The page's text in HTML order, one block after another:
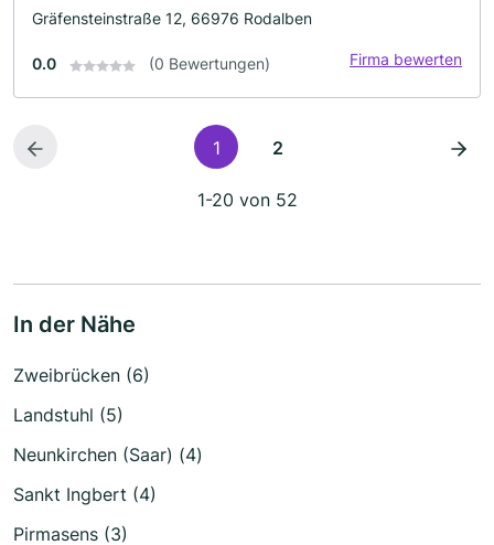
Gräfensteinstraße 12, 66976 Rodalben
0.0 (0 Bewertungen) Firma bewerten
1 2
1-20 von 52
In der Nähe
Zweibrücken (6)
Landstuhl (5)
Neunkirchen (Saar) (4)
Sankt Ingbert (4)
Pirmasens (3)